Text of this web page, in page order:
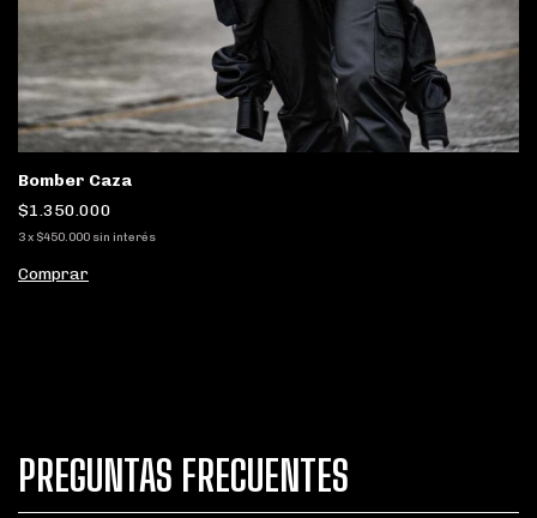
Bomber Caza
$1.350.000
3x $450.000 sin interés
Comprar
PREGUNTAS FRECUENTES